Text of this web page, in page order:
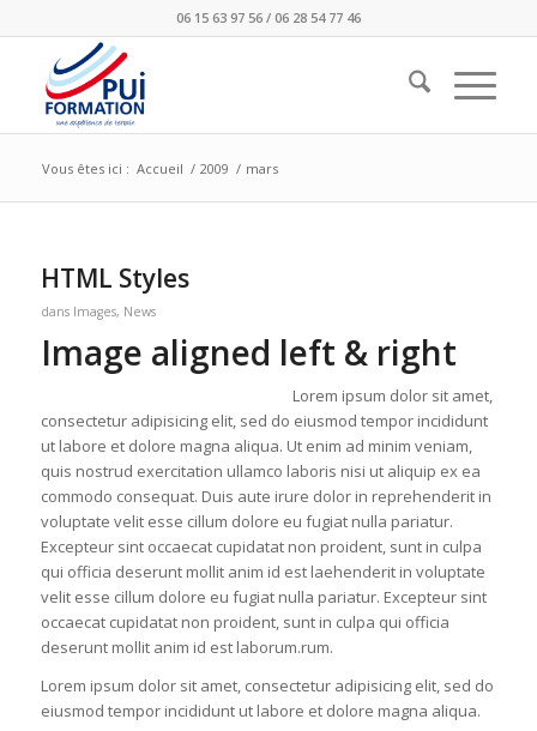
06 15 63 97 56 / 06 28 54 77 46
Vous êtes ici : Accueil / 2009 / mars
HTML Styles
dans Images, News
Image aligned left & right
Lorem ipsum dolor sit amet,
consectetur adipisicing elit, sed do eiusmod tempor incididunt
ut labore et dolore magna aliqua. Ut enim ad minim veniam,
quis nostrud exercitation ullamco laboris nisi ut aliquip ex ea
commodo consequat. Duis aute irure dolor in reprehenderit in
voluptate velit esse cillum dolore eu fugiat nulla pariatur.
Excepteur sint occaecat cupidatat non proident, sunt in culpa
qui officia deserunt mollit anim id est laehenderit in voluptate
velit esse cillum dolore eu fugiat nulla pariatur. Excepteur sint
occaecat cupidatat non proident, sunt in culpa qui officia
deserunt mollit anim id est laborum.rum.
Lorem ipsum dolor sit amet, consectetur adipisicing elit, sed do
eiusmod tempor incididunt ut labore et dolore magna aliqua.